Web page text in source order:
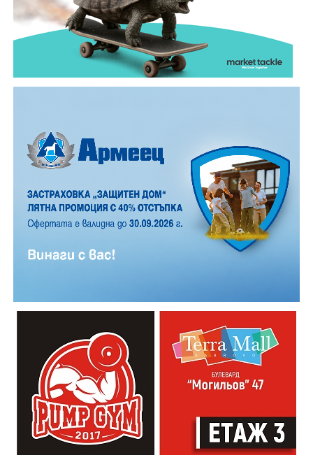
12 АВГУСТ (сряда)
19:00ч. „Книга за книга“ – донеси книга, вземи си
друга, обсъди заглавия и автори с други читатели
20:00ч. Концерт на група МОЛЕЦ, GoGo,
Zov&Vakavliev, Toria
21:30ч. Коктейли и музика
обикновена лятна вечер.
които свират на китара, да се включат – независимо
от професионалното им ниво. Събитието е различно
– то не е концерт, а споделено преживяване, в което
всеки участва по свой начин. Няма сцена или
официална програма, няма предварително обявени
изпълнители и разделение между публика и
артисти. Всеки е добре дошъл да пее, свири или
просто да преживее звездопад, изпълнен с музика,
падащи звезди и желания.